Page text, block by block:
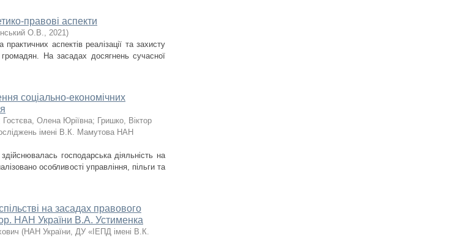
правові аспекти
О.В., 2021)
аспектів реалізації та захисту
На засадах досягнень сучасної
соціально-економічних
Гостєва, Олена Юріївна; Гришко, Віктор
імені В.К. Мамутова НАН
господарська діяльність на
особливості управління, пільги та
на засадах правового
НАН України В.А. Устименка
(НАН України, ДУ «ІЕПД імені В.К.